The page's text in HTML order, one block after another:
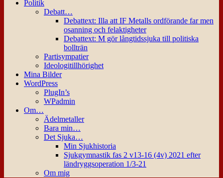
Politik
Debatt…
Debattext: Illa att IF Metalls ordförande far men
osanning och felaktigheter
Debattext: M gör långtidssjuka till politiska
bollträn
Partisympatier
Ideologitillhörighet
Mina Bilder
WordPress
PlugIn’s
WPadmin
Om…
Ädelmetaller
Bara min…
Det Sjuka…
Min Sjukhistoria
Sjukgymnastik fas 2 v13-16 (4v) 2021 efter
ländryggsoperation 1/3-21
Om mig